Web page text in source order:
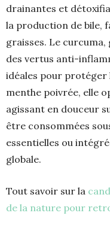
drainantes et
la production de bile,
graisses. Le
des vertus anti-
idéales pour protéger
menthe poivrée, elle
agissant en douceur
être consommées
essentielles ou
globale.
Tout savoir sur la
de la nature pour